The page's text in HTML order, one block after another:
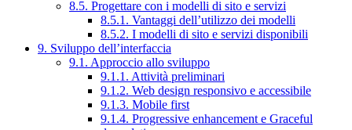
8.5. Progettare con i modelli di sito e servizi
8.5.1. Vantaggi dell’utilizzo dei modelli
8.5.2. I modelli di sito e servizi disponibili
9. Sviluppo dell’interfaccia
9.1. Approccio allo sviluppo
9.1.1. Attività preliminari
9.1.2. Web design responsivo e accessibile
9.1.3. Mobile first
9.1.4. Progressive enhancement e Graceful